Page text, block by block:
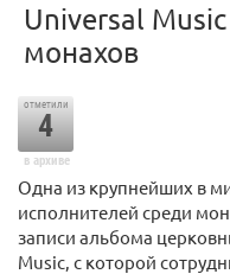
Universal
монахов
отметили
4
в архиве
Одна из крупнейших в
исполнителей среди
записи альбома
Music, с которой